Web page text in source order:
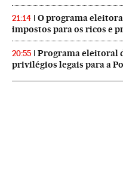
21:14
O programa
impostos para os ricos e
20:55
Programa eleitoral
privilégios legais para a